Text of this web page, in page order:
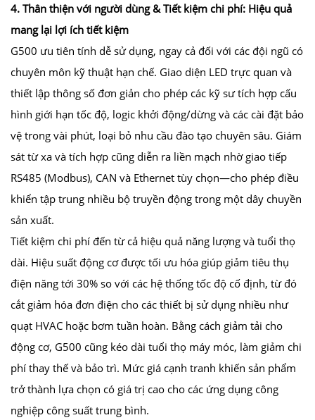
4. Thân thiện với người dùng & Tiết kiệm chi phí: Hiệu quả
mang lại lợi ích tiết kiệm
G500 ưu tiên tính dễ sử dụng, ngay cả đối với các đội ngũ có
chuyên môn kỹ thuật hạn chế. Giao diện LED trực quan và
thiết lập thông số đơn giản cho phép các kỹ sư tích hợp cấu
hình giới hạn tốc độ, logic khởi động/dừng và các cài đặt bảo
vệ trong vài phút, loại bỏ nhu cầu đào tạo chuyên sâu. Giám
sát từ xa và tích hợp cũng diễn ra liền mạch nhờ giao tiếp
RS485 (Modbus), CAN và Ethernet tùy chọn—cho phép điều
khiển tập trung nhiều bộ truyền động trong một dây chuyền
sản xuất.
Tiết kiệm chi phí đến từ cả hiệu quả năng lượng và tuổi thọ
dài. Hiệu suất động cơ được tối ưu hóa giúp giảm tiêu thụ
điện năng tới 30% so với các hệ thống tốc độ cố định, từ đó
cắt giảm hóa đơn điện cho các thiết bị sử dụng nhiều như
quạt HVAC hoặc bơm tuần hoàn. Bằng cách giảm tải cho
động cơ, G500 cũng kéo dài tuổi thọ máy móc, làm giảm chi
phí thay thế và bảo trì. Mức giá cạnh tranh khiến sản phẩm
trở thành lựa chọn có giá trị cao cho các ứng dụng công
nghiệp công suất trung bình.